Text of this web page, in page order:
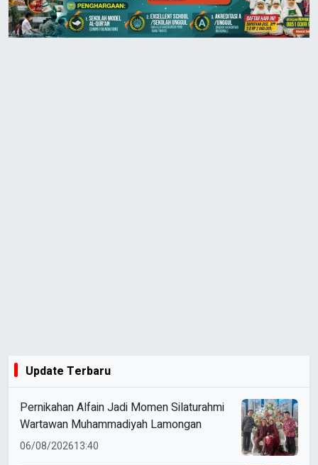
Update Terbaru
Pernikahan Alfain Jadi Momen Silaturahmi
Wartawan Muhammadiyah Lamongan
06/08/202613:40